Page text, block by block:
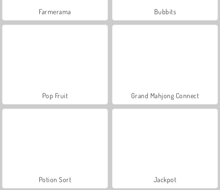
Farmerama Bubbits
Pop Fruit Grand Mahjong Connect
Potion Sort Jackpot